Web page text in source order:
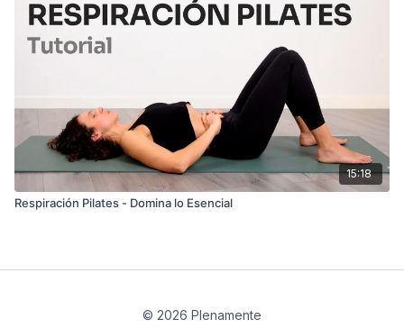
15:18
Respiración Pilates - Domina lo Esencial
© 2026 Plenamente